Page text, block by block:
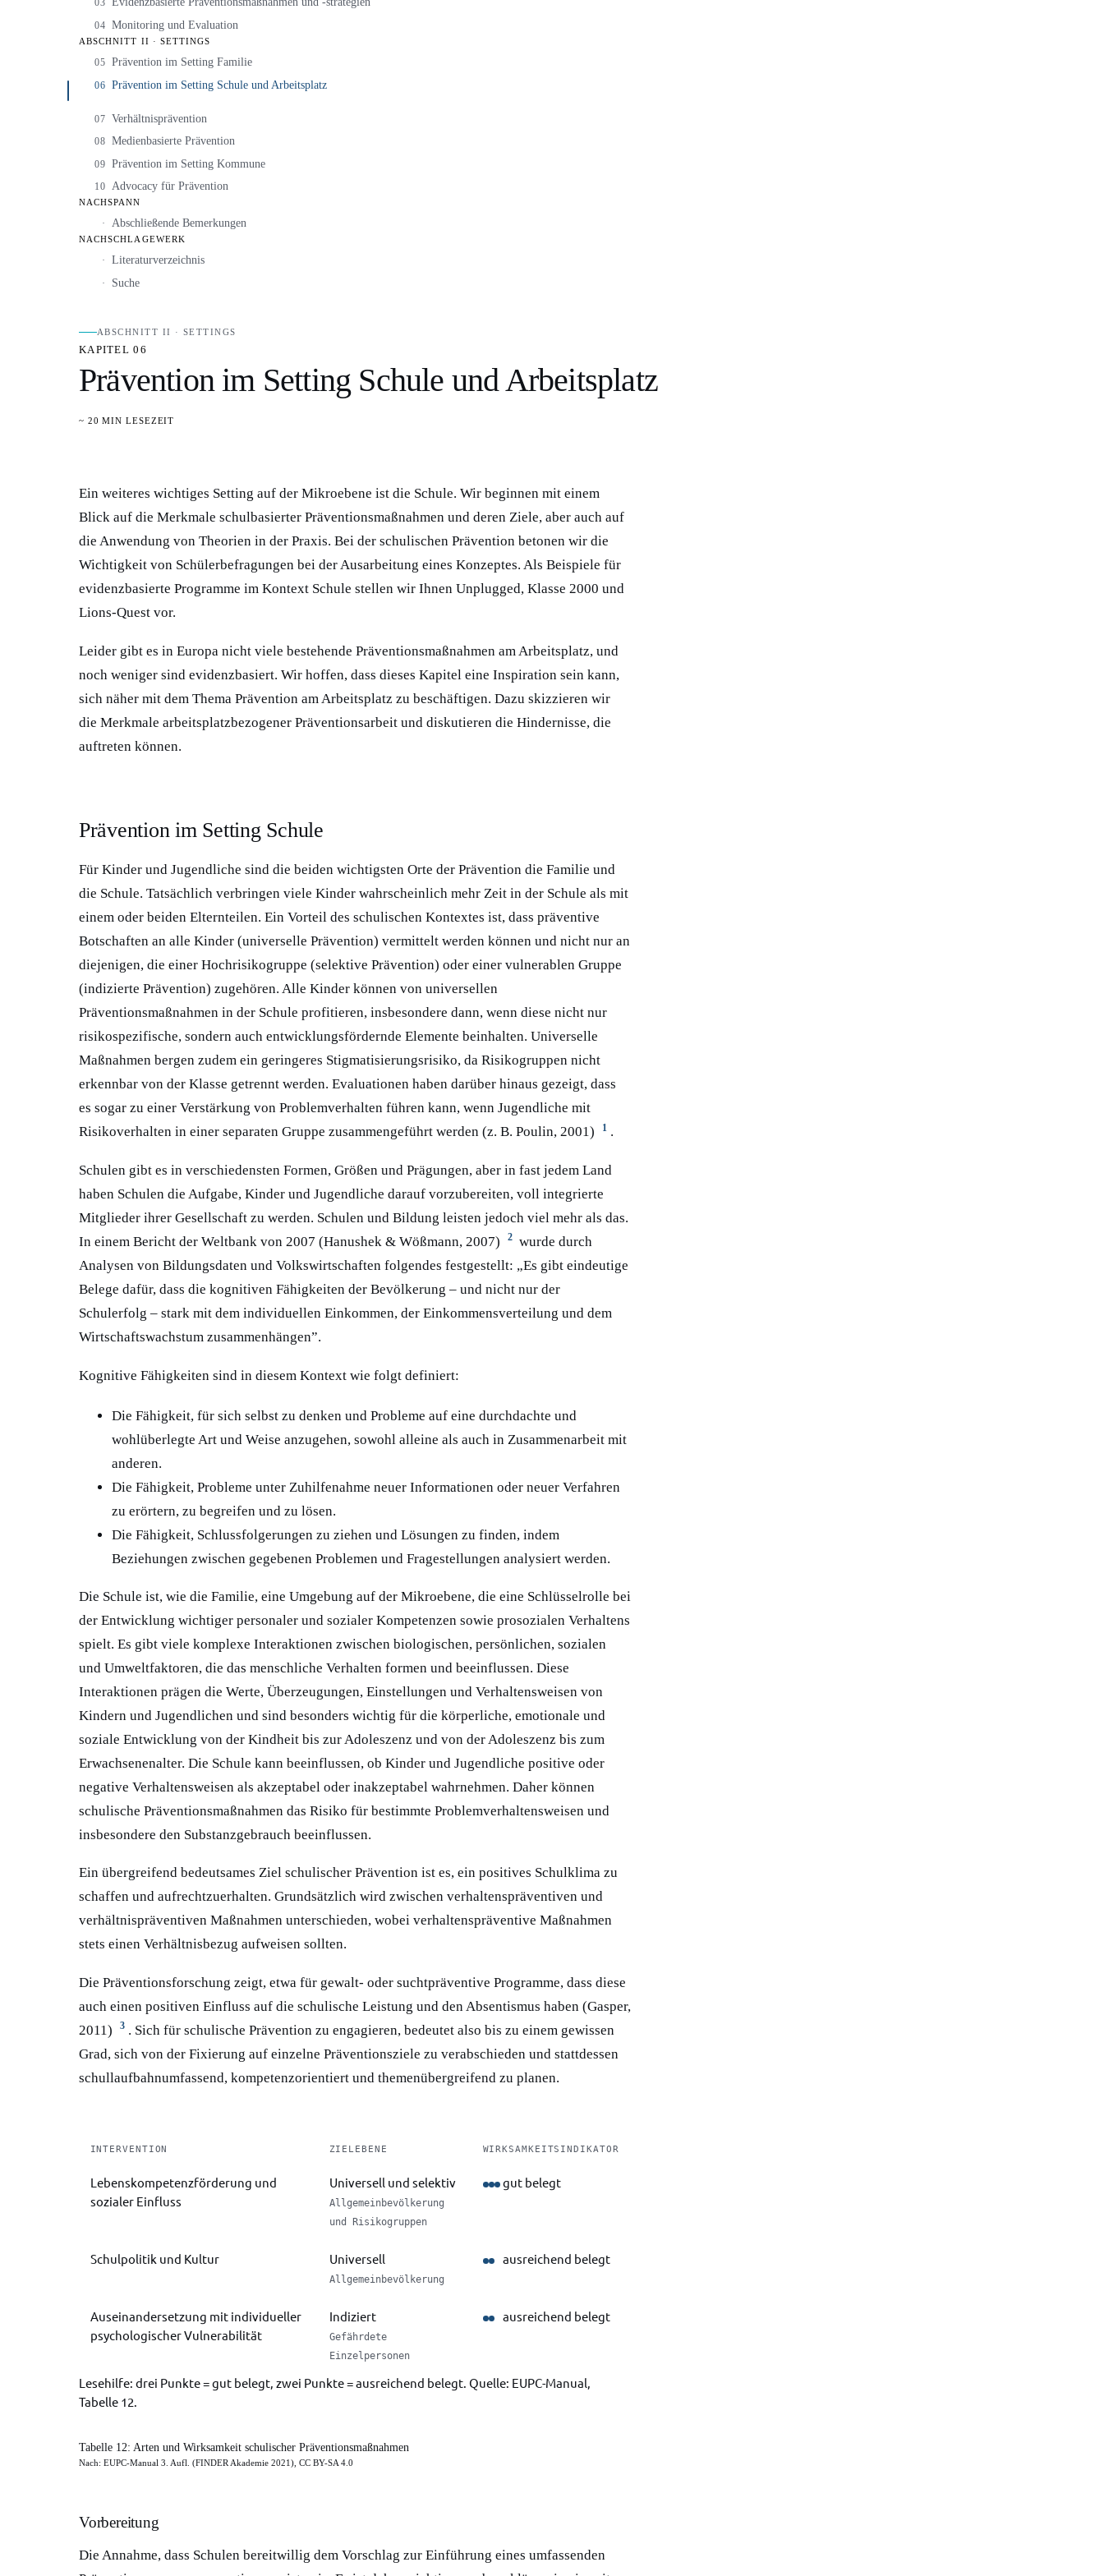
03
04 Monitoring und Evaluation
ABSCHNITT II · SETTINGS
05 Prävention im Setting Familie
06 Prävention im Setting Schule und Arbeitsplatz
07 Verhältnisprävention
08 Medienbasierte Prävention
09 Prävention im Setting Kommune
10 Advocacy für Prävention
NACHSPANN
· Abschließende Bemerkungen
NACHSCHLAGEWERK
· Literaturverzeichnis
· Suche
ABSCHNITT II · SETTINGS
KAPITEL 06
Prävention im Setting Schule und Arbeitsplatz
~ 20 MIN LESEZEIT
Ein weiteres wichtiges Setting auf der Mikroebene ist die Schule. Wir beginnen mit einem
Blick auf die Merkmale schulbasierter Präventionsmaßnahmen und deren Ziele, aber auch auf
die Anwendung von Theorien in der Praxis. Bei der schulischen Prävention betonen wir die
Wichtigkeit von Schülerbefragungen bei der Ausarbeitung eines Konzeptes. Als Beispiele für
evidenzbasierte Programme im Kontext Schule stellen wir Ihnen Unplugged, Klasse 2000 und
Lions-Quest vor.
Leider gibt es in Europa nicht viele bestehende Präventionsmaßnahmen am Arbeitsplatz, und
noch weniger sind evidenzbasiert. Wir hoffen, dass dieses Kapitel eine Inspiration sein kann,
sich näher mit dem Thema Prävention am Arbeitsplatz zu beschäftigen. Dazu skizzieren wir
die Merkmale arbeitsplatzbezogener Präventionsarbeit und diskutieren die Hindernisse, die
auftreten können.
Prävention im Setting Schule
Für Kinder und Jugendliche sind die beiden wichtigsten Orte der Prävention die Familie und
die Schule. Tatsächlich verbringen viele Kinder wahrscheinlich mehr Zeit in der Schule als mit
einem oder beiden Elternteilen. Ein Vorteil des schulischen Kontextes ist, dass präventive
Botschaften an alle Kinder (universelle Prävention) vermittelt werden können und nicht nur an
diejenigen, die einer Hochrisikogruppe (selektive Prävention) oder einer vulnerablen Gruppe
(indizierte Prävention) zugehören. Alle Kinder können von universellen
Präventionsmaßnahmen in der Schule profitieren, insbesondere dann, wenn diese nicht nur
risikospezifische, sondern auch entwicklungsfördernde Elemente beinhalten. Universelle
Maßnahmen bergen zudem ein geringeres Stigmatisierungsrisiko, da Risikogruppen nicht
erkennbar von der Klasse getrennt werden. Evaluationen haben darüber hinaus gezeigt, dass
es sogar zu einer Verstärkung von Problemverhalten führen kann, wenn Jugendliche mit
Risikoverhalten in einer separaten Gruppe zusammengeführt werden (z. B. Poulin, 2001)
1 .
Schulen gibt es in verschiedensten Formen, Größen und Prägungen, aber in fast jedem Land
haben Schulen die Aufgabe, Kinder und Jugendliche darauf vorzubereiten, voll integrierte
Mitglieder ihrer Gesellschaft zu werden. Schulen und Bildung leisten jedoch viel mehr als das.
In einem Bericht der Weltbank von 2007 (Hanushek & Wößmann, 2007)
2
wurde durch
Analysen von Bildungsdaten und Volkswirtschaften folgendes festgestellt: „Es gibt eindeutige
Belege dafür, dass die kognitiven Fähigkeiten der Bevölkerung – und nicht nur der
Schulerfolg – stark mit dem individuellen Einkommen, der Einkommensverteilung und dem
Wirtschaftswachstum zusammenhängen”.
Kognitive Fähigkeiten sind in diesem Kontext wie folgt definiert:
Die Fähigkeit, für sich selbst zu denken und Probleme auf eine durchdachte und
wohlüberlegte Art und Weise anzugehen, sowohl alleine als auch in Zusammenarbeit mit
anderen.
Die Fähigkeit, Probleme unter Zuhilfenahme neuer Informationen oder neuer Verfahren
zu erörtern, zu begreifen und zu lösen.
Die Fähigkeit, Schlussfolgerungen zu ziehen und Lösungen zu finden, indem
Beziehungen zwischen gegebenen Problemen und Fragestellungen analysiert werden.
Die Schule ist, wie die Familie, eine Umgebung auf der Mikroebene, die eine Schlüsselrolle bei
der Entwicklung wichtiger personaler und sozialer Kompetenzen sowie prosozialen Verhaltens
spielt. Es gibt viele komplexe Interaktionen zwischen biologischen, persönlichen, sozialen
und Umweltfaktoren, die das menschliche Verhalten formen und beeinflussen. Diese
Interaktionen prägen die Werte, Überzeugungen, Einstellungen und Verhaltensweisen von
Kindern und Jugendlichen und sind besonders wichtig für die körperliche, emotionale und
soziale Entwicklung von der Kindheit bis zur Adoleszenz und von der Adoleszenz bis zum
Erwachsenenalter. Die Schule kann beeinflussen, ob Kinder und Jugendliche positive oder
negative Verhaltensweisen als akzeptabel oder inakzeptabel wahrnehmen. Daher können
schulische Präventionsmaßnahmen das Risiko für bestimmte Problemverhaltensweisen und
insbesondere den Substanzgebrauch beeinflussen.
Ein übergreifend bedeutsames Ziel schulischer Prävention ist es, ein positives Schulklima zu
schaffen und aufrechtzuerhalten. Grundsätzlich wird zwischen verhaltenspräventiven und
verhältnispräventiven Maßnahmen unterschieden, wobei verhaltenspräventive Maßnahmen
stets einen Verhältnisbezug aufweisen sollten.
Die Präventionsforschung zeigt, etwa für gewalt- oder suchtpräventive Programme, dass diese
auch einen positiven Einfluss auf die schulische Leistung und den Absentismus haben (Gasper,
2011)
3 . Sich für schulische Prävention zu engagieren, bedeutet also bis zu einem gewissen
Grad, sich von der Fixierung auf einzelne Präventionsziele zu verabschieden und stattdessen
schullaufbahnumfassend, kompetenzorientiert und themenübergreifend zu planen.
INTERVENTION ZIELEBENE WIRKSAMKEITSINDIKATOR
Lebenskompetenzförderung und
sozialer Einfluss
Universell und selektiv
Allgemeinbevölkerung
und Risikogruppen
gut belegt
Schulpolitik und Kultur Universell
Allgemeinbevölkerung
ausreichend belegt
Auseinandersetzung mit individueller
psychologischer Vulnerabilität
Indiziert
Gefährdete
Einzelpersonen
ausreichend belegt
Lesehilfe: drei Punkte = gut belegt, zwei Punkte = ausreichend belegt. Quelle: EUPC-Manual,
Tabelle 12.
Tabelle 12: Arten und Wirksamkeit schulischer Präventionsmaßnahmen
Nach: EUPC-Manual 3. Aufl. (FINDER Akademie 2021), CC BY-SA 4.0
Vorbereitung
Die Annahme, dass Schulen bereitwillig dem Vorschlag zur Einführung eines umfassenden